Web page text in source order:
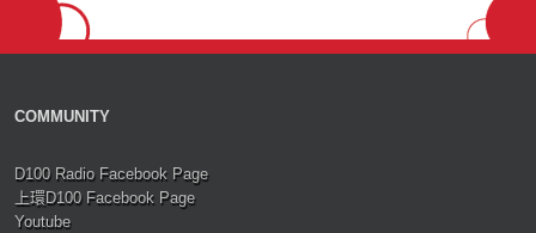
COMMUNITY
D100 Radio Facebook Page
上環D100 Facebook Page
Youtube